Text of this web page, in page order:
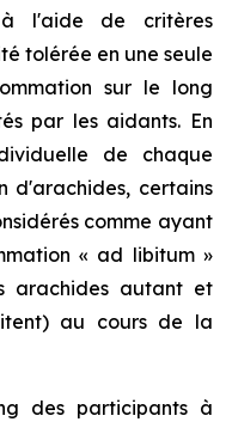
l'aide de critères
tolérée en une seule
sur le long
par les aidants. En
de chaque
d'arachides, certains
comme ayant
« ad libitum »
arachides autant et
au cours de la
des participants à